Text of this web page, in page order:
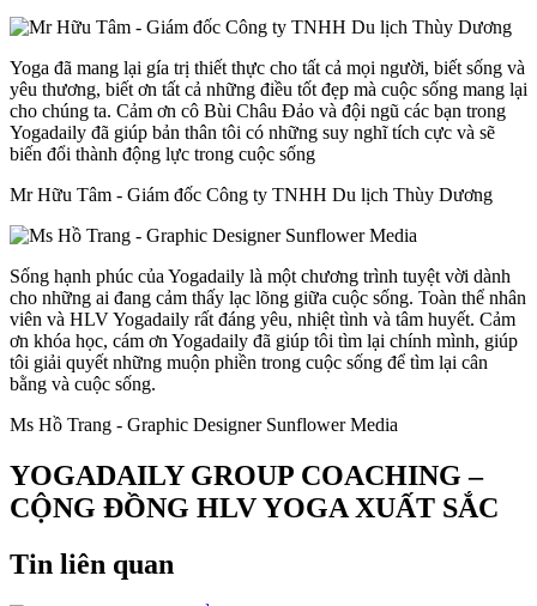
Yoga đã mang lại gía trị thiết thực cho tất cả mọi người, biết sống và
yêu thương, biết ơn tất cả những điều tốt đẹp mà cuộc sống mang lại
cho chúng ta. Cảm ơn cô Bùi Châu Đảo và đội ngũ các bạn trong
Yogadaily đã giúp bản thân tôi có những suy nghĩ tích cực và sẽ
biến đổi thành động lực trong cuộc sống
Mr Hữu Tâm - Giám đốc Công ty TNHH Du lịch Thùy Dương
Sống hạnh phúc của Yogadaily là một chương trình tuyệt vời dành
cho những ai đang cảm thấy lạc lõng giữa cuộc sống. Toàn thể nhân
viên và HLV Yogadaily rất đáng yêu, nhiệt tình và tâm huyết. Cảm
ơn khóa học, cám ơn Yogadaily đã giúp tôi tìm lại chính mình, giúp
tôi giải quyết những muộn phiền trong cuộc sống để tìm lại cân
bằng và cuộc sống.
Ms Hồ Trang - Graphic Designer Sunflower Media
YOGADAILY GROUP COACHING –
CỘNG ĐỒNG HLV YOGA XUẤT SẮC
Tin liên quan